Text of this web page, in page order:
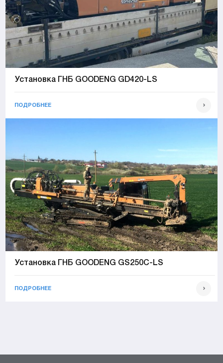
Установка ГНБ GOODENG GD420-LS
ПОДРОБНЕЕ
Установка ГНБ GOODENG GS250C-LS
ПОДРОБНЕЕ